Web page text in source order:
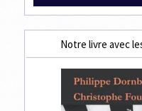
Notre livre avec